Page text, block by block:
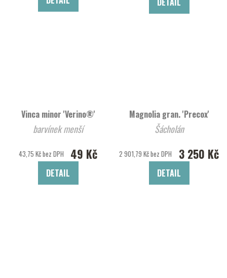
Vinca minor 'Verino®'
barvínek menší
43,75 Kč bez DPH 49 Kč
DETAIL
Magnolia gran. 'Precox'
Šácholán
2 901,79 Kč bez DPH 3 250 Kč
DETAIL